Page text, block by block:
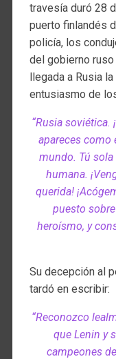
travesía duró 28
puerto finlandés
policía, los
del gobierno
llegada a Rusia
entusiasmo de
“Rusia soviética.
apareces como
mundo. Tú
humana.
querida!
puesto
heroísmo, y
Su decepción al
tardó en escribir:
“Reconozco
que Lenin y
campeones